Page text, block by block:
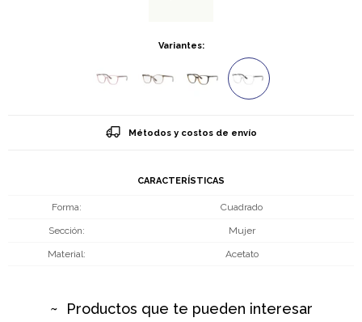
Variantes:
Métodos y costos de envío
CARACTERÍSTICAS
Forma Cuadrado
Sección Mujer
Material Acetato
Productos que te pueden interesar